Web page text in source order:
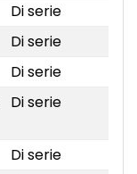
Di serie
Di serie
Di serie
Di serie
Di serie